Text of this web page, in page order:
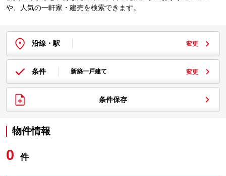
や、人気の一軒家・建売を検索できます。
沿線・駅 変更
条件 新築一戸建て 変更
条件保存
物件情報
0 件